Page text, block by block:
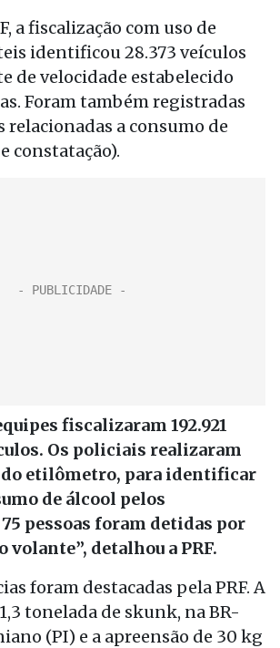
a fiscalização com uso de
identificou 28.373 veículos
de velocidade estabelecido
Foram também registradas
relacionadas a consumo de
constatação).
fiscalizaram 192.921
Os policiais realizaram
do etilômetro, para identificar
de álcool pelos
pessoas foram detidas por
volante”, detalhou a PRF.
foram destacadas pela PRF. A
tonelada de skunk, na BR-
(PI) e a apreensão de 30 kg